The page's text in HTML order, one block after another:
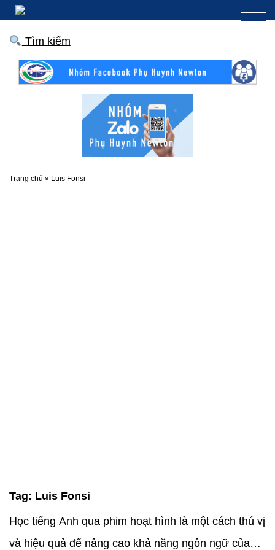
Tìm kiếm
Trang chủ » Luis Fonsi
Tag: Luis Fonsi
Học tiếng Anh qua phim hoạt hình là một cách thú vị
và hiệu quả để nâng cao khả năng ngôn ngữ của